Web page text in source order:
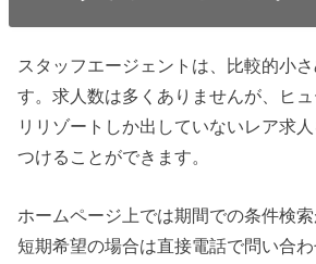
スタッフエージェントは、比較的小
す。求人数は多くありませんが、ヒ
リリゾートしか出していないレア求
つけることができます。
ホームページ上では期間での条件検索
短期希望の場合は直接電話で問い合